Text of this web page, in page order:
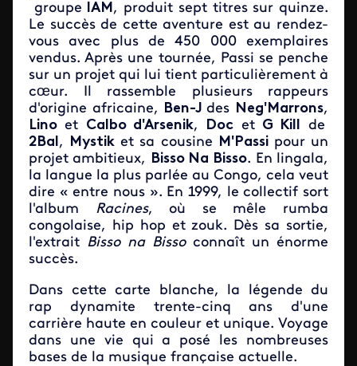
groupe IAM, produit sept titres sur quinze.
Le succès de cette aventure est au rendez-
vous avec plus de 450 000 exemplaires
vendus. Après une tournée, Passi se penche
sur un projet qui lui tient particulièrement à
cœur. Il rassemble plusieurs rappeurs
d'origine africaine, Ben-Jdes Neg'Marrons,
Lino et Calbo d'Arsenik, Doc et G Kill de
2Bal, Mystik et sa cousine M'Passipour un
projet ambitieux, Bisso Na Bisso. En lingala,
la langue la plus parlée au Congo, cela veut
dire « entre nous ». En 1999, le collectif sort
l'album Racines, où se mêle rumba
congolaise, hip hop et zouk. Dès sa sortie,
l'extrait Bisso na Bissoconnaît un énorme
succès.
Dans cette carte blanche, la légende du
rap dynamite trente-cinq ans d'une
carrière haute en couleur et unique. Voyage
dans une vie qui a posé les nombreuses
bases de la musique française actuelle.